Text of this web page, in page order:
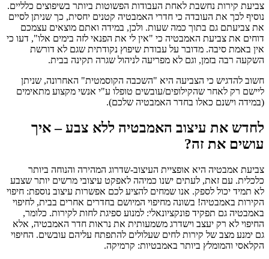
צביעת קירות נחשבת לאחת העבודות הפשוטות ביותר בשיפוצים כלליים.
נוסיף לכך את העובדה כי חדרי האמבטיה קטנים יחסית, כך שניתן לסיים
את צביעתם גם בתוך כמה שעות. ולכן, במידה ואתם מוצאים עצמכם
דוחים את צביעת האמבטיה כי "אין לי את הפנאי לזה בימים אלו", דעו כי
אין באמת סיבה. מדובר על עבודת שיפוץ נקודתית שגם לא דורשת
השקעה רבה בזמן, וגם לא מפריעה לניהול שגרה תקינה בבית.
חשוב להדגיש כי הצביעה היא "השכבה הקוסמטית" האחרונה, שניתן
ליישם רק לאחר שהקילופים/עובשים טופלו ע"י אנשי מקצוע מתאימים
(במידה וישנם כאלו בחדר האמבטיה שלכם).
לחדש את עיצוב האמבטיה ללא צבע – איך
עושים את זה?
צביעת אמבטיה היא אופציית העיצוב-שדרוג המהירה והנוחה ביותר
כלכלית. עם זאת, לעתים ישנו כמיהה לאפקט עיצובי מרשים יותר שצבע
לא תמיד יכול לספק. אנו שמחים להציע לכם אפשרות עיצוב נוספת: חיפוי
הקירות באמבטיה! בשונה מחיפוי המיושם בחדרים אחרים בבית, לחיפוי
באמבטיה גם תפקיד פונקציונאלי: למנוע ספיגת לחות לקירות. כלומר,
החיפוי לא רק יעצב וישדרג משמעותית את נראות חדר האמבטיה, אלא
גם ימנע מצב של קירות לחים שעלולים להתפתח עליהם עובשים. החיפוי
הקלאסי והמומלץ ביותר באמבטיות: קרמיקה.